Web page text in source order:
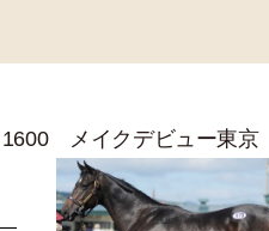
メイクデビュー東京